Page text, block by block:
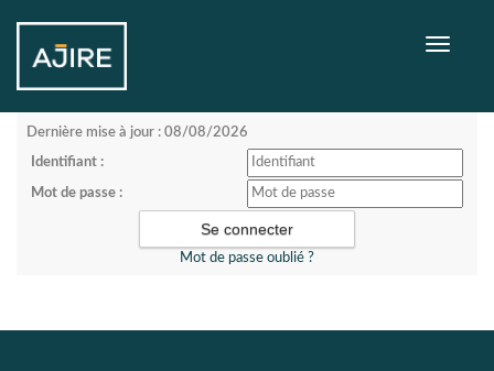
Toggle
Dernière mise à jour : 08/08/2026
Identifiant :
Mot de passe :
Mot de passe oublié ?